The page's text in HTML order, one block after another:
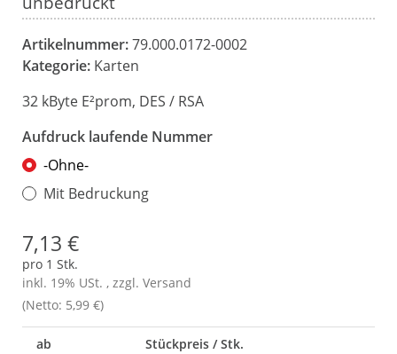
Artikelnummer:79.000.0172-0002
Kategorie: Karten
32 kByte E²prom, DES / RSA
Aufdruck laufende Nummer
-Ohne-
Mit Bedruckung
7,13 €
pro 1 Stk.
inkl. 19% USt. , zzgl. Versand
(Netto: 5,99 €)
ab Stückpreis / Stk.